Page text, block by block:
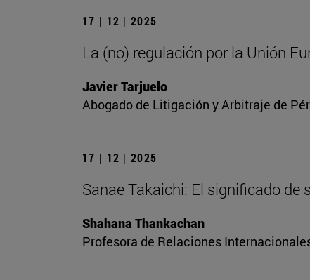
17 | 12 | 2025
La (no) regulación por la Unión
Javier Tarjuelo
Abogado de Litigación y Arbitraje de
17 | 12 | 2025
Sanae Takaichi: El significado
Shahana Thankachan
Profesora de Relaciones